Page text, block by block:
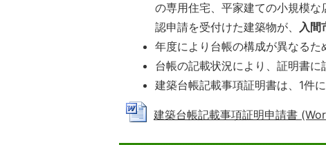
の専用住宅、平家建ての小規模
認申請を受付けた建築物が、 入間
年度により台帳の構成が異なるた
台帳の記載状況により、証明書に
建築台帳記載事項証明書は、1件
建築台帳記載事項証明申請書